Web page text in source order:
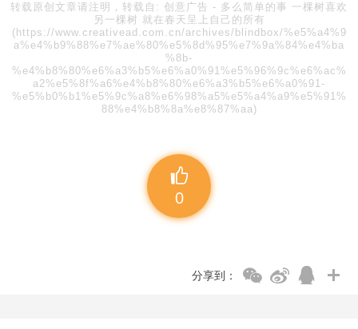
转载原创文章请注明，转载自: 创意广告 - 多么简单的事 一棵树喜欢
另一棵树 就在春天呈上自己的所有
(https://www.creativead.com.cn/archives/blindbox/%e5%a4%9
a%e4%b9%88%e7%ae%80%e5%8d%95%e7%9a%84%e4%ba
%8b-
%e4%b8%80%e6%a3%b5%e6%a0%91%e5%96%9c%e6%ac%
a2%e5%8f%a6%e4%b8%80%e6%a3%b5%e6%a0%91-
%e5%b0%b1%e5%9c%a8%e6%98%a5%e5%a4%a9%e5%91%
88%e4%b8%8a%e8%87%aa)
0
分享到：